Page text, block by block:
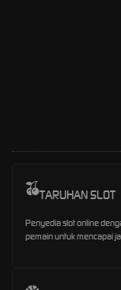
TARUHAN SLOT
Penyedia slot online
pemain untuk mencapai